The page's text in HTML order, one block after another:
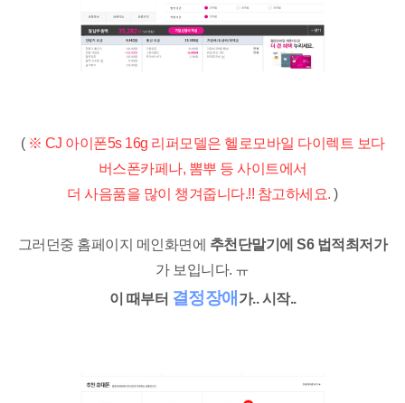
( ※ CJ 아이폰5s 16g 리퍼모델은 헬로모바일 다이렉트 보다
버스폰카페나, 뽐뿌 등 사이트에서
더 사음품을 많이 챙겨줍니다.!! 참고하세요. )
그러던중 홈페이지 메인화면에 추천단말기에 S6 법적최저가
가 보입니다. ㅠ
이 때부터 결정장애 가.. 시작..